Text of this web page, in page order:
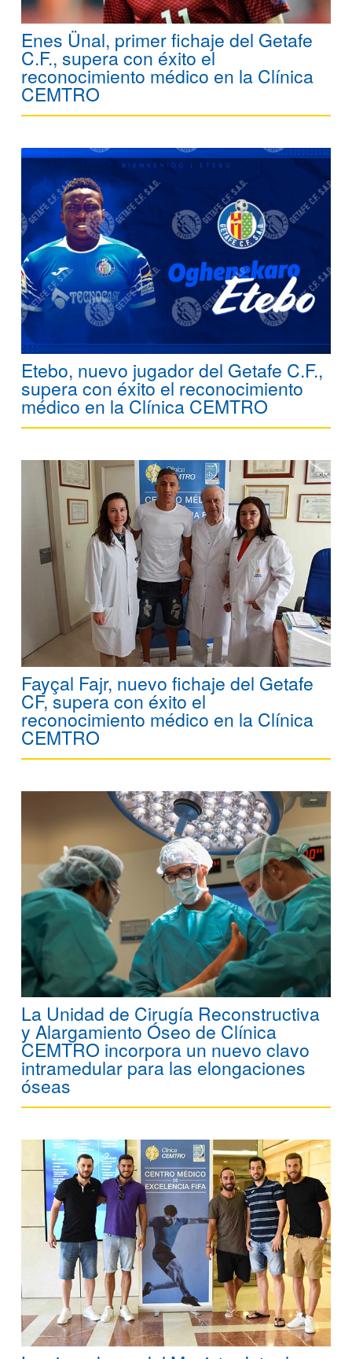
Enes Ünal, primer fichaje del Getafe
C.F., supera con éxito el
reconocimiento médico en la Clínica
CEMTRO
Etebo, nuevo jugador del Getafe C.F.,
supera con éxito el reconocimiento
médico en la Clínica CEMTRO
Fayçal Fajr, nuevo fichaje del Getafe
CF, supera con éxito el
reconocimiento médico en la Clínica
CEMTRO
La Unidad de Cirugía Reconstructiva
y Alargamiento Óseo de Clínica
CEMTRO incorpora un nuevo clavo
intramedular para las elongaciones
óseas